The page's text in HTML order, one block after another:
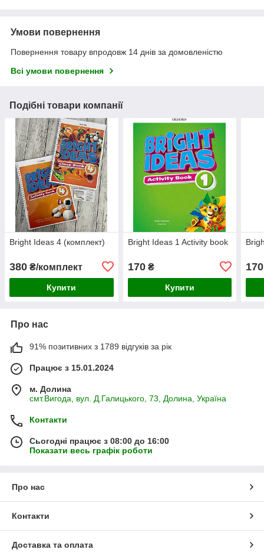
Умови повернення
Повернення товару впродовж 14 днів за домовленістю
Всі умови повернення
Подібні товари компанії
Bright Ideas 4 (комплект)
380 ₴/комплект
Купити
Bright Ideas 1 Activity book
170₴
Купити
170
Про нас
91% позитивних з 1789 відгуків за рік
Працює з 15.01.2024
м. Долина
смт.Вигода, вул. Д.Галицького, 73, Долина, Україна
Контакти
Сьогодні працює з 08:00 до 16:00
Показати весь графік роботи
Про нас
Контакти
Доставка та оплата